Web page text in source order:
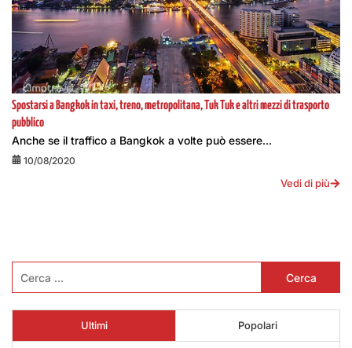
Spostarsi a Bangkok in taxi, treno, metropolitana, Tuk Tuk e altri mezzi di trasporto
pubblico
Anche se il traffico a Bangkok a volte può essere...
10/08/2020
Vedi di più
per:
Ultimi Popolari